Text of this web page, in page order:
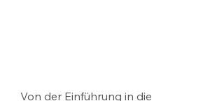
Von der Einführung in die